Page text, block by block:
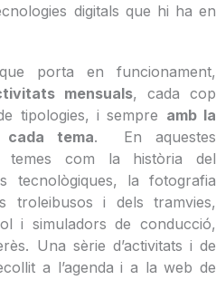
digitals que hi ha en
porta en funcionament,
mensuals, cada cop
tipologies, i sempre amb la
cada tema. En aquestes
temes com la història del
tecnològiques, la fotografia
troleibusos i dels tramvies,
i simuladors de conducció,
Una sèrie d’activitats i de
a l’agenda i a la web de